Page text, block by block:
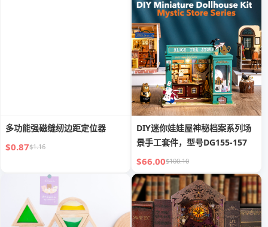
多功能强磁缝纫边距定位器
$0.87$1.16
DIY迷你娃娃屋神秘档案系列场
景手工套件，型号DG155-157
$66.00$100.10